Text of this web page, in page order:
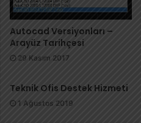
Autocad Versiyonları –
Arayüz Tarihçesi
29 Kasım 2017
Teknik Ofis Destek Hizmeti
1 Ağustos 2019